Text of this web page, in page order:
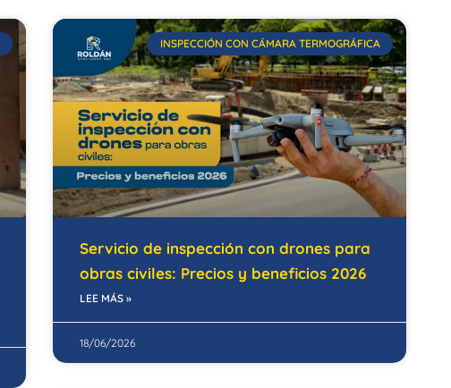
INSPECCIÓN CON CÁMARA TERMOGRÁFICA
Servicio de inspección con drones para
obras civiles: Precios y beneficios 2026
LEE MÁS »
18/06/2026